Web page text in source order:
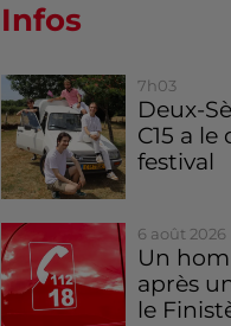
Infos
7h03
Deux-
C15 a
festival
6 août 2026
Un
après
le